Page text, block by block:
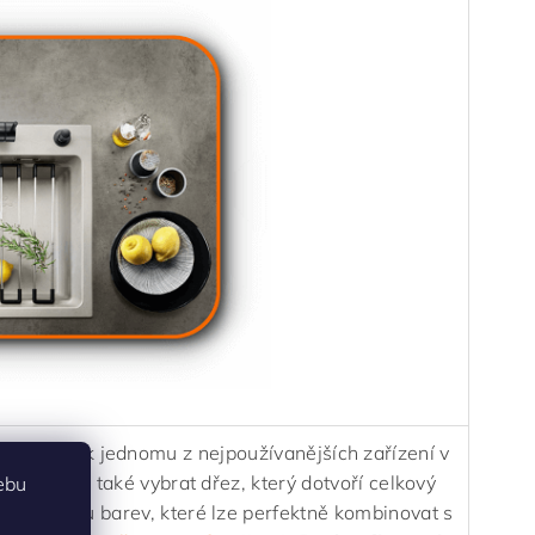
a také k jednomu z nejpoužívanějších zařízení v
ale také vybrat dřez, který dotvoří celkový
nabídku barev, které lze perfektně kombinovat s